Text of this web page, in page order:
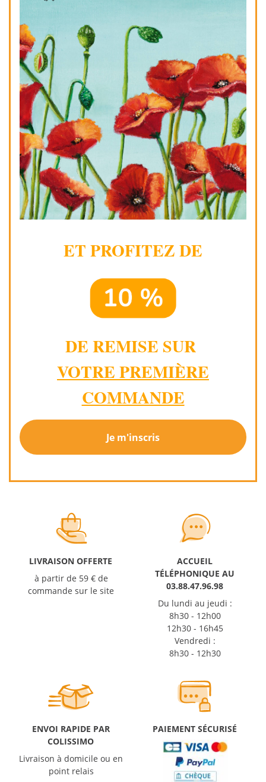
ET PROFITEZ DE
DE REMISE SUR
VOTRE PREMIÈRE
COMMANDE
Je m'inscris
LIVRAISON OFFERTE
à partir de 59 € de
commande sur le site
ACCUEIL
TÉLÉPHONIQUE AU
03.88.47.96.98
Du lundi au jeudi :
8h30 - 12h00
12h30 - 16h45
Vendredi :
8h30 - 12h30
ENVOI RAPIDE PAR
COLISSIMO
Livraison à domicile ou en
point relais
PAIEMENT SÉCURISÉ